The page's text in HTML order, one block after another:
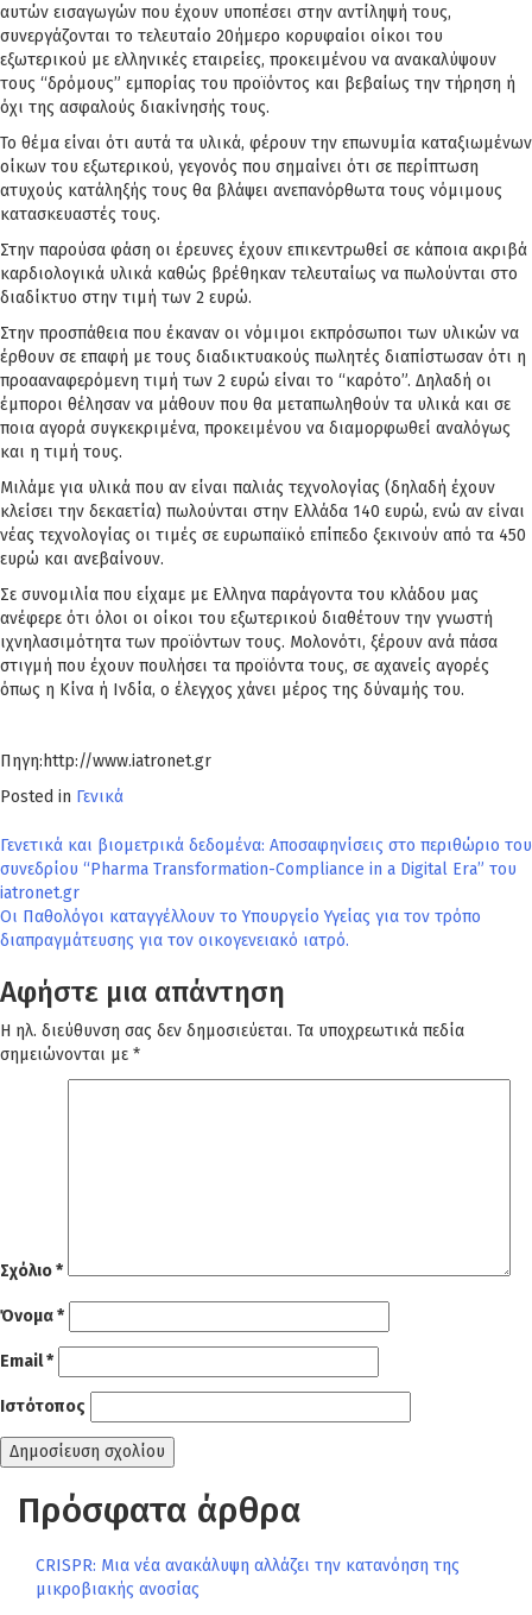
αυτών εισαγωγών που έχουν υποπέσει στην αντίληψή τους,
συνεργάζονται το τελευταίο 20ήμερο κορυφαίοι οίκοι του
εξωτερικού με ελληνικές εταιρείες, προκειμένου να ανακαλύψουν
τους “δρόμους” εμπορίας του προϊόντος και βεβαίως την τήρηση ή
όχι της ασφαλούς διακίνησής τους.
Το θέμα είναι ότι αυτά τα υλικά, φέρουν την επωνυμία καταξιωμένων
οίκων του εξωτερικού, γεγονός που σημαίνει ότι σε περίπτωση
ατυχούς κατάληξής τους θα βλάψει ανεπανόρθωτα τους νόμιμους
κατασκευαστές τους.
Στην παρούσα φάση οι έρευνες έχουν επικεντρωθεί σε κάποια ακριβά
καρδιολογικά υλικά καθώς βρέθηκαν τελευταίως να πωλούνται στο
διαδίκτυο στην τιμή των 2 ευρώ.
Στην προσπάθεια που έκαναν οι νόμιμοι εκπρόσωποι των υλικών να
έρθουν σε επαφή με τους διαδικτυακούς πωλητές διαπίστωσαν ότι η
προααναφερόμενη τιμή των 2 ευρώ είναι το “καρότο”. Δηλαδή οι
έμποροι θέλησαν να μάθουν που θα μεταπωληθούν τα υλικά και σε
ποια αγορά συγκεκριμένα, προκειμένου να διαμορφωθεί αναλόγως
και η τιμή τους.
Μιλάμε για υλικά που αν είναι παλιάς τεχνολογίας (δηλαδή έχουν
κλείσει την δεκαετία) πωλούνται στην Ελλάδα 140 ευρώ, ενώ αν είναι
νέας τεχνολογίας οι τιμές σε ευρωπαϊκό επίπεδο ξεκινούν από τα 450
ευρώ και ανεβαίνουν.
Σε συνομιλία που είχαμε με Ελληνα παράγοντα του κλάδου μας
ανέφερε ότι όλοι οι οίκοι του εξωτερικού διαθέτουν την γνωστή
ιχνηλασιμότητα των προϊόντων τους. Μολονότι, ξέρουν ανά πάσα
στιγμή που έχουν πουλήσει τα προϊόντα τους, σε αχανείς αγορές
όπως η Κίνα ή Ινδία, ο έλεγχος χάνει μέρος της δύναμής του.
Πηγη:http://www.iatronet.gr
Posted in Γενικά
Πλοήγηση
άρθρων
Γενετικά και βιομετρικά δεδομένα: Αποσαφηνίσεις στο περιθώριο του
συνεδρίου “Pharma Transformation-Compliance in a Digital Era” του
iatronet.gr
Οι Παθολόγοι καταγγέλλουν το Υπουργείο Υγείας για τον τρόπο
διαπραγμάτευσης για τον οικογενειακό ιατρό.
Αφήστε μια απάντηση
Η ηλ. διεύθυνση σας δεν δημοσιεύεται. Τα υποχρεωτικά πεδία
σημειώνονται με *
Σχόλιο*
Όνομα*
Email*
Ιστότοπος
Πρόσφατα άρθρα
CRISPR: Μια νέα ανακάλυψη αλλάζει την κατανόηση της
μικροβιακής ανοσίας